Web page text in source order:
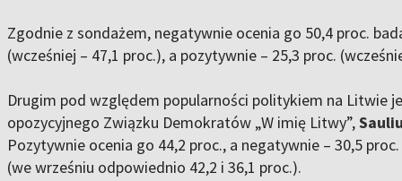
Zgodnie z sondażem, negatywnie ocenia go 50,4 proc.
(wcześniej – 47,1 proc.), a pozytywnie – 25,3 proc.
Drugim pod względem popularności politykiem na Litwie
opozycyjnego Związku Demokratów „W imię Litwy”,
Pozytywnie ocenia go 44,2 proc., a negatywnie – 30,5
(we wrześniu odpowiednio 42,2 i 36,1 proc.).